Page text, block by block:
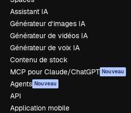
Assistant IA
Générateur d’images IA
Générateur de vidéos IA
Générateur de voix IA
Contenu de stock
MCP pour Claude/ChatGPT Nouveau
Agents Nouveau
API
Application mobile